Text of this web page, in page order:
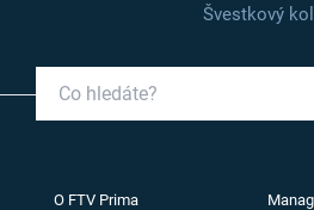
Švestkový
O FTV Prima